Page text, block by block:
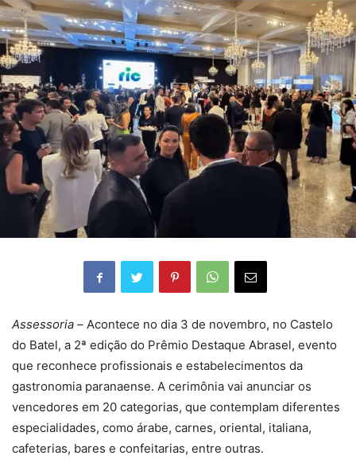
Assessoria – Acontece no dia 3 de novembro, no Castelo
do Batel, a 2ª edição do Prêmio Destaque Abrasel, evento
que reconhece profissionais e estabelecimentos da
gastronomia paranaense. A cerimônia vai anunciar os
vencedores em 20 categorias, que contemplam diferentes
especialidades, como árabe, carnes, oriental, italiana,
cafeterias, bares e confeitarias, entre outras.